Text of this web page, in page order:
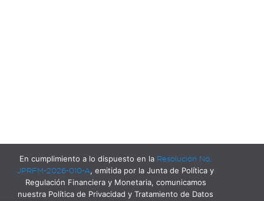
En cumplimiento a lo dispuesto en la Resolución No.
JPRFM-2026-010-A, emitida por la Junta de Política y
Regulación Financiera y Monetaria, comunicamos
nuestra Política de Privacidad y Tratamiento de Datos